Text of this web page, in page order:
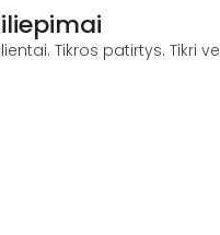
Tikros patirtys. Tikri